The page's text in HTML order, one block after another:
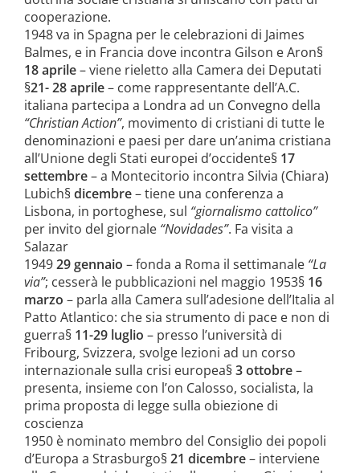
cooperazione.
1948 va in Spagna per le celebrazioni di Jaimes
Balmes, e in Francia dove incontra Gilson e Aron§
18 aprile– viene rieletto alla Camera dei Deputati
§21- 28 aprile– come rappresentante dell’A.C.
italiana partecipa a Londra ad un Convegno della
“Christian Action”, movimento di cristiani di tutte le
denominazioni e paesi per dare un’anima cristiana
all’Unione degli Stati europei d’occidente§ 17
settembre– a Montecitorio incontra Silvia (Chiara)
Lubich§ dicembre– tiene una conferenza a
Lisbona, in portoghese, sul “giornalismo cattolico”
per invito del giornale “Novidades”. Fa visita a
Salazar
194929 gennaio – fonda a Roma il settimanale“La
via”; cesserà le pubblicazioni nel maggio 1953§ 16
marzo – parla alla Camera sull’adesione dell’Italia al
Patto Atlantico: che sia strumento di pace e non di
guerra§ 11-29 luglio – presso l’università di
Fribourg, Svizzera, svolge lezioni ad un corso
internazionale sulla crisi europea§ 3 ottobre–
presenta, insieme con l’on Calosso, socialista, la
prima proposta di legge sulla obiezione di
coscienza
1950 è nominato membro del Consiglio dei popoli
d’Europa a Strasburgo§ 21 dicembre– interviene